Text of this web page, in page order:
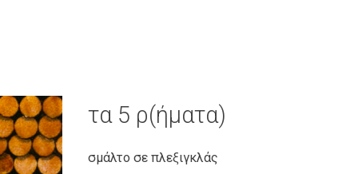
τα 5 ρ(ήματα)
σμάλτο σε πλεξιγκλάς